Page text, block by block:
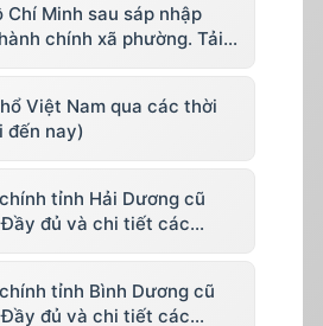
Chí Minh sau sáp nhập
chính xã phường. Tải
Việt Nam qua các thời
đến nay)
tỉnh Hải Dương cũ
đủ và chi tiết các
tỉnh Bình Dương cũ
đủ và chi tiết các